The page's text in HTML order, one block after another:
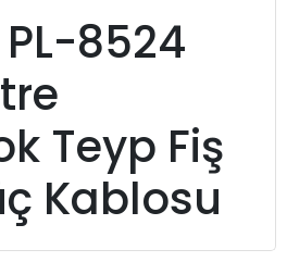
8524
Teyp Fiş
Kablosu